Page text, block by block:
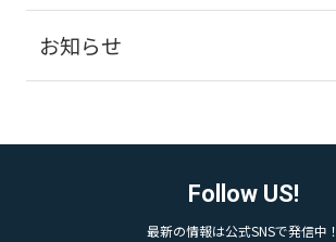
お知らせ
Follow US!
最新の情報は公式SNSで発信中！